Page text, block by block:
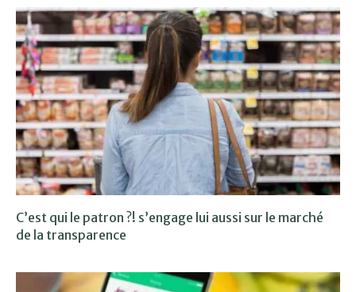
C’est qui le patron ?! s’engage lui aussi sur le marché
de la transparence